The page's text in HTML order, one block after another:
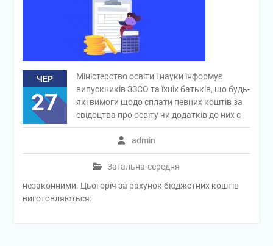
ЧЕР
27
admin
Загальна-середня
Міністерство освіти і науки інформує
випускників ЗЗСО та їхніх батьків, що будь-
які вимоги щодо сплати певних коштів за
свідоцтва про освіту чи додатків до них є
незаконними. Цьогоріч за рахунок бюджетних коштів
виготовляються: